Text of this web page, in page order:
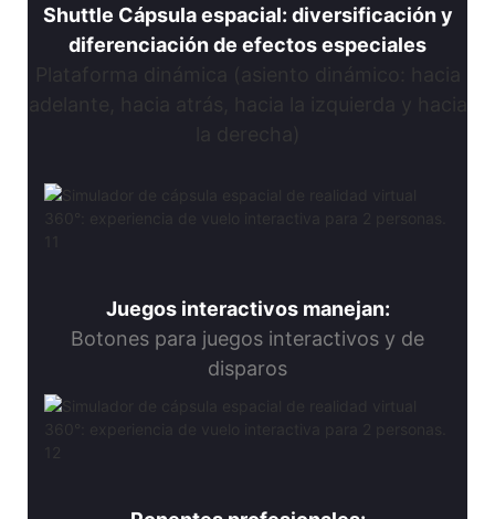
Shuttle Cápsula espacial: diversificación y
diferenciación de efectos especiales
Juegos interactivos manejan:
Botones para juegos interactivos y de
disparos